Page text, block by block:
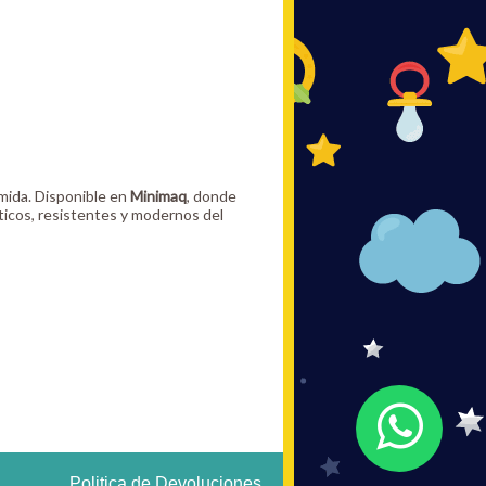
Disponible en Minimaq, donde
resistentes y modernos del